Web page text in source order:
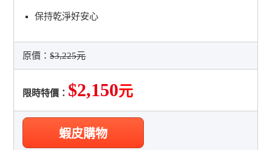
保持乾淨好安心
原價：$3,225元
限時特價： $2,150元
蝦皮購物